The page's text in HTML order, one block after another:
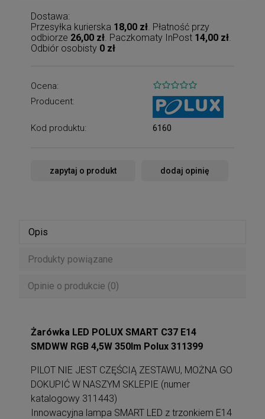
Dostawa:
Przesyłka kurierska 18,00 zł . Płatność przy
odbiorze 26,00 zł . Paczkomaty InPost 14,00 zł
Odbiór osobisty 0 zł
Ocena:
Producent:
Kod produktu: 6160
zapytaj o produkt dodaj opinię
Opis
Produkty powiązane
Opinie o produkcie (0)
Żarówka LED POLUX SMART C37 E14
SMDWW RGB 4,5W 350lm Polux 311399
PILOT NIE JEST CZĘŚCIĄ ZESTAWU, MOŻNA GO
DOKUPIĆ W NASZYM SKLEPIE (numer
katalogowy 311443)
Innowacyjna lampa SMART LED z trzonkiem E14